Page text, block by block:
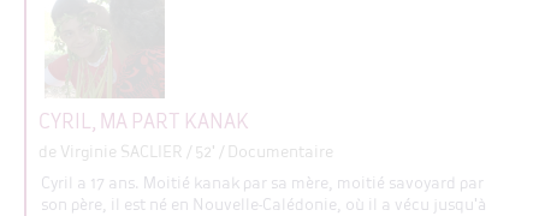
CYRIL, MA PART KANAK
de Virginie SACLIER / 52' / Documentaire
Cyril a 17 ans. Moitié kanak par sa mère, moitié savoyard par
son père, il est né en Nouvelle-Calédonie, où il a vécu jusqu'à